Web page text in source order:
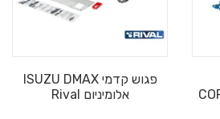
פגוש קדמי ISUZU DMAX
אלומיניום Rival